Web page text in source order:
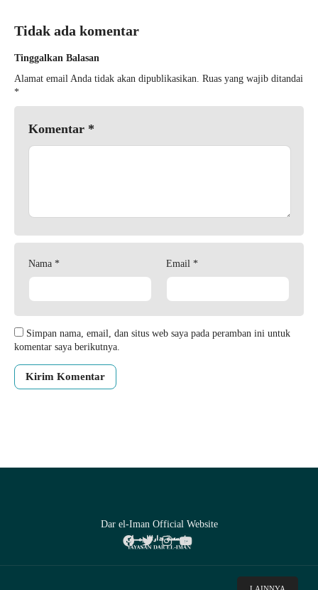
Tidak ada komentar
Tinggalkan Balasan
Alamat email Anda tidak akan dipublikasikan. Ruas yang wajib ditandai
*
Komentar *
Nama * Email *
Simpan nama, email, dan situs web saya pada peramban ini untuk
komentar saya berikutnya.
Dar el-Iman Official Website